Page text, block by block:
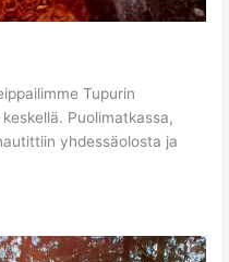
Tupurin
Puolimatkassa,
yhdessäolosta ja